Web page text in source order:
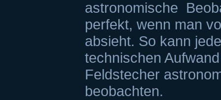
astronomische
perfekt, wenn man
absieht. So kann
technischen
Feldstecher
beobachten.